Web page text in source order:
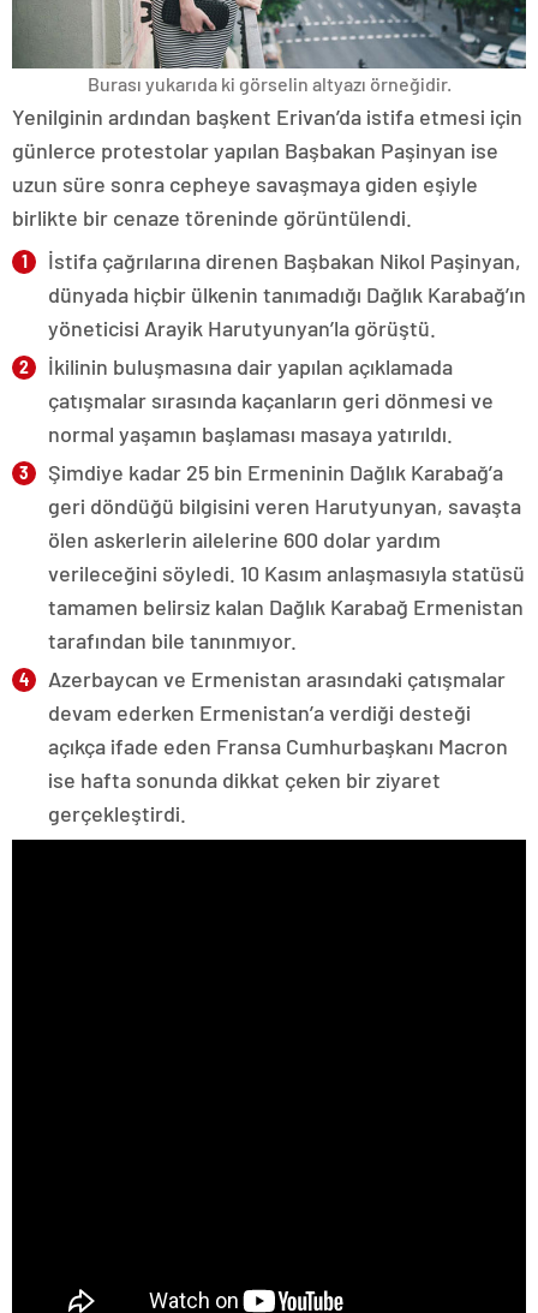
Burası yukarıda ki görselin altyazı örneğidir.
Yenilginin ardından başkent Erivan’da istifa etmesi için
günlerce protestolar yapılan Başbakan Paşinyan ise
uzun süre sonra cepheye savaşmaya giden eşiyle
birlikte bir cenaze töreninde görüntülendi.
İstifa çağrılarına direnen Başbakan Nikol Paşinyan,
dünyada hiçbir ülkenin tanımadığı Dağlık Karabağ’ın
yöneticisi Arayik Harutyunyan’la görüştü.
İkilinin buluşmasına dair yapılan açıklamada
çatışmalar sırasında kaçanların geri dönmesi ve
normal yaşamın başlaması masaya yatırıldı.
Şimdiye kadar 25 bin Ermeninin Dağlık Karabağ’a
geri döndüğü bilgisini veren Harutyunyan, savaşta
ölen askerlerin ailelerine 600 dolar yardım
verileceğini söyledi. 10 Kasım anlaşmasıyla statüsü
tamamen belirsiz kalan Dağlık Karabağ Ermenistan
tarafından bile tanınmıyor.
Azerbaycan ve Ermenistan arasındaki çatışmalar
devam ederken Ermenistan’a verdiği desteği
açıkça ifade eden Fransa Cumhurbaşkanı Macron
ise hafta sonunda dikkat çeken bir ziyaret
gerçekleştirdi.